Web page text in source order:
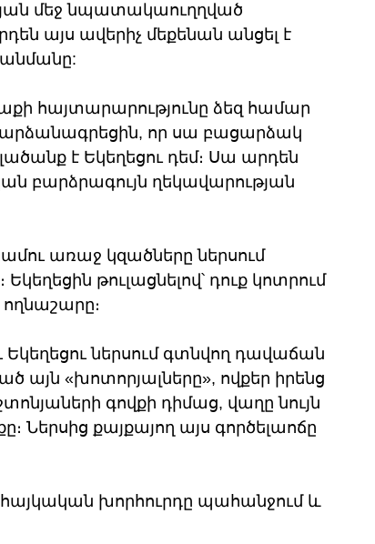
մեջ նպատակաուղղված
այս ավերիչ մեքենան անցել է
հայտարարությունը ձեզ համար
որ սա բացարձակ
է Եկեղեցու դեմ։ Սա արդեն
բարձրագույն ղեկավարության
առաջ կզածները ներսում
թուլացնելով՝ դուք կոտրում
ներսում գտնվող դավաճան
«խոտորյալները», ովքեր իրենց
գովքի դիմաց, վաղը նույն
Ներսից քայքայող այս գործելաոճը
խորհուրդը պահանջում և